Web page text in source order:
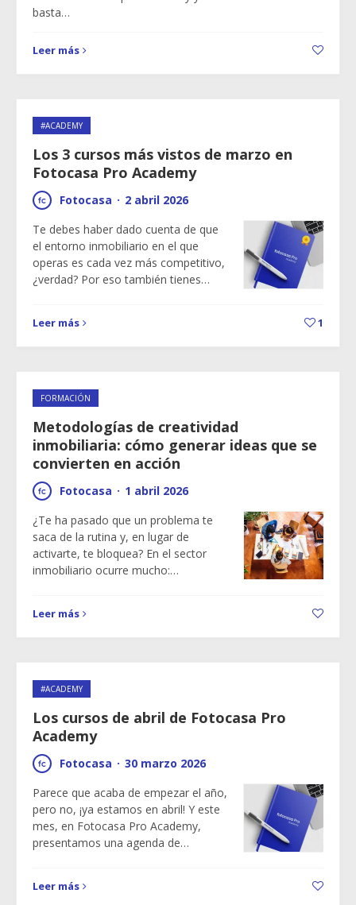
basta…
Leer más
#ACADEMY
Los 3 cursos más vistos de marzo en
Fotocasa Pro Academy
Fotocasa · 2 abril 2026
Te debes haber dado cuenta de que
el entorno inmobiliario en el que
operas es cada vez más competitivo,
¿verdad? Por eso también tienes…
Leer más 1
FORMACIÓN
Metodologías de creatividad
inmobiliaria: cómo generar ideas que se
convierten en acción
Fotocasa · 1 abril 2026
¿Te ha pasado que un problema te
saca de la rutina y, en lugar de
activarte, te bloquea? En el sector
inmobiliario ocurre mucho:…
Leer más
#ACADEMY
Los cursos de abril de Fotocasa Pro
Academy
Fotocasa · 30 marzo 2026
Parece que acaba de empezar el año,
pero no, ¡ya estamos en abril! Y este
mes, en Fotocasa Pro Academy,
presentamos una agenda de…
Leer más